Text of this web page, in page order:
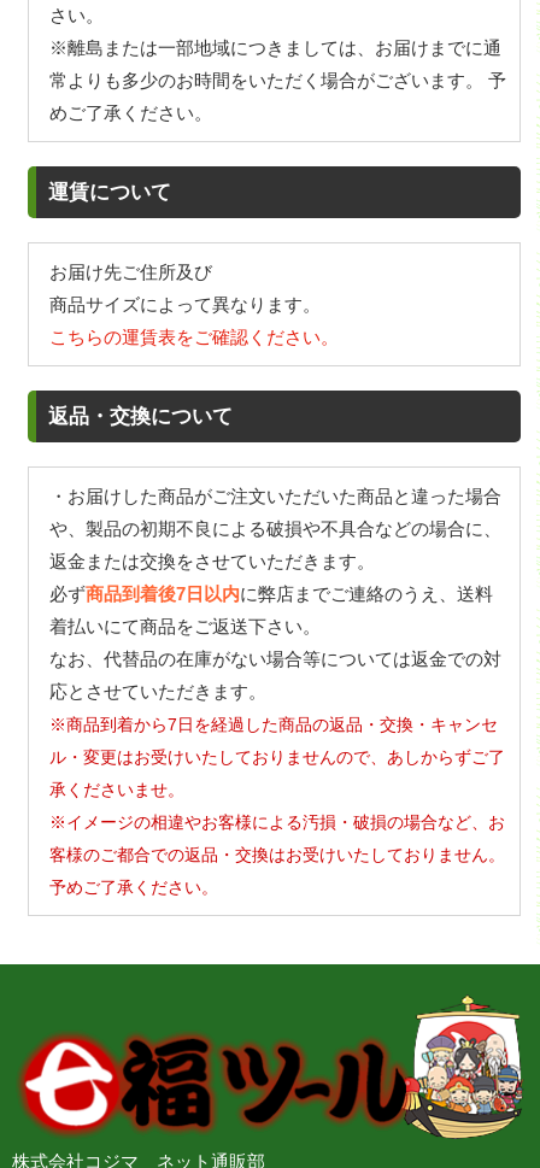
さい。
※離島または一部地域につきましては、お届けまでに通
常よりも多少のお時間をいただく場合がございます。 予
めご了承ください。
運賃について
お届け先ご住所及び
商品サイズによって異なります。
こちらの運賃表をご確認ください。
返品・交換について
・お届けした商品がご注文いただいた商品と違った場合
や、製品の初期不良による破損や不具合などの場合に、
返金または交換をさせていただきます。
必ず商品到着後7日以内に弊店までご連絡のうえ、送料
着払いにて商品をご返送下さい。
なお、代替品の在庫がない場合等については返金での対
応とさせていただきます。
※商品到着から7日を経過した商品の返品・交換・キャンセ
ル・変更はお受けいたしておりませんので、あしからずご了
承くださいませ。
※イメージの相違やお客様による汚損・破損の場合など、お
客様のご都合での返品・交換はお受けいたしておりません。
予めご了承ください。
株式会社コジマ ネット通販部